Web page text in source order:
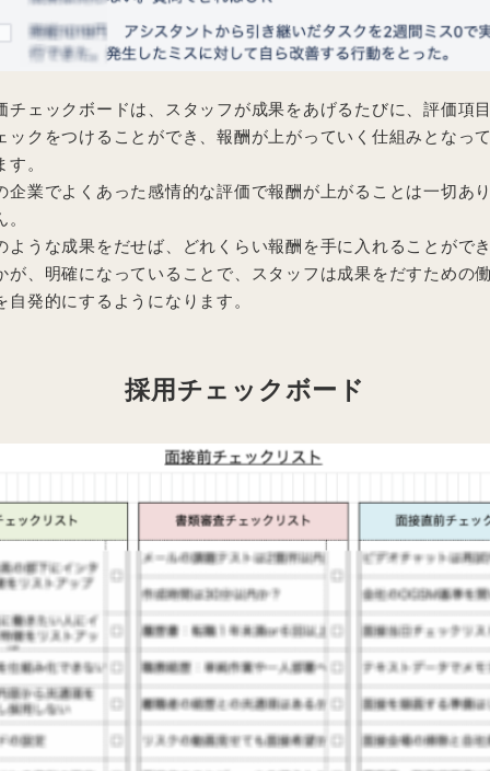
チェックボードは、スタッフが成果をあげるたびに、評価項
ックをつけることができ、報酬が上がっていく仕組みとなっ
す。
企業でよくあった感情的な評価で報酬が上がることは一切あ
ような成果をだせば、どれくらい報酬を手に入れることがで
が、明確になっていることで、スタッフは成果をだすための
自発的にするようになります。
採用チェックボード